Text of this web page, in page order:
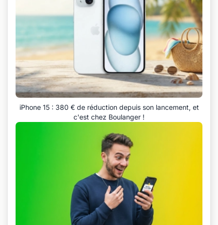
iPhone 15 : 380 € de réduction depuis son lancement, et
c'est chez Boulanger !